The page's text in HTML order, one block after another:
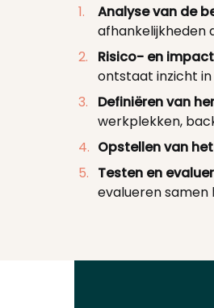
Analyse van de
afhankelijkheden
Risico- en
ontstaat inzicht
Definiëren van
werkplekken,
Opstellen van
Testen en
evalueren